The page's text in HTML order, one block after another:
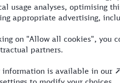
3:13 2